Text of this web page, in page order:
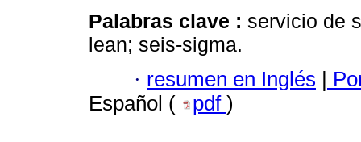
Palabras clave : servicio de
lean; seis-sigma.
· resumen en Inglés |
Español (
pdf )